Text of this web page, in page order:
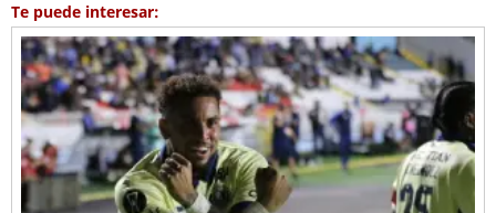
Te puede interesar: